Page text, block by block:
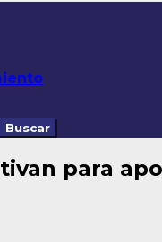
para